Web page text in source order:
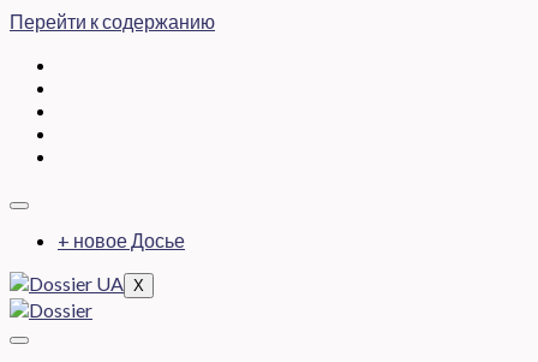
Перейти к содержанию
+ новое Досье
X